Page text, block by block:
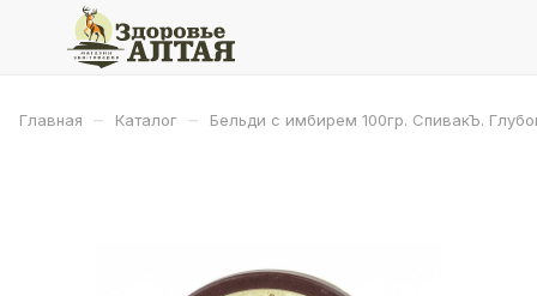
Главная – Каталог – Бельди с имбирем 100гр. СпивакЪ.